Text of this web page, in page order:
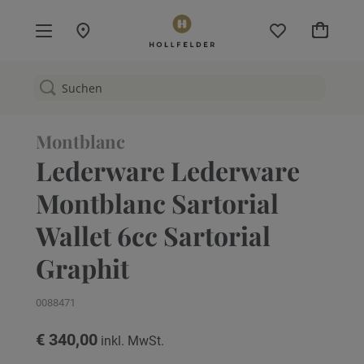
Mein
Montblanc
Lederware Lederware
Montblanc Sartorial
Wallet 6cc Sartorial
Graphit
0088471
€ 340,00